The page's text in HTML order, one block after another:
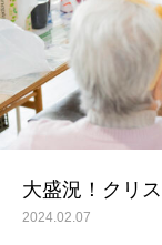
大盛況！クリ
2024.02.07